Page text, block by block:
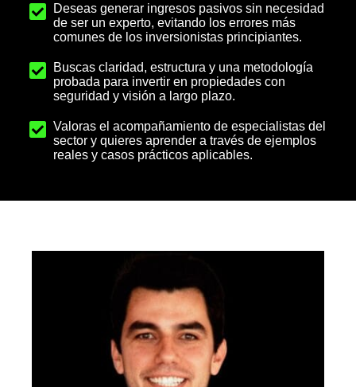
Deseas generar ingresos pasivos sin necesidad
de ser un experto, evitando los errores más
comunes de los inversionistas principiantes.
Buscas claridad, estructura y una metodología
probada para invertir en propiedades con
seguridad y visión a largo plazo.
Valoras el acompañamiento de especialistas del
sector y quieres aprender a través de ejemplos
reales y casos prácticos aplicables.